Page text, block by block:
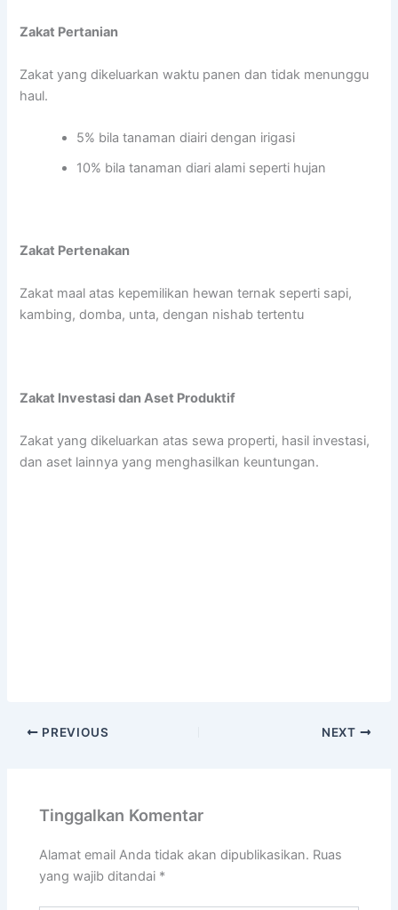
Zakat Pertanian
Zakat yang dikeluarkan waktu panen dan tidak menunggu
haul.
5% bila tanaman diairi dengan irigasi
10% bila tanaman diari alami seperti hujan
Zakat Pertenakan
Zakat maal atas kepemilikan hewan ternak seperti sapi,
kambing, domba, unta, dengan nishab tertentu
Zakat Investasi dan Aset Produktif
Zakat yang dikeluarkan atas sewa properti, hasil investasi,
dan aset lainnya yang menghasilkan keuntungan.
PREVIOUS NEXT
Tinggalkan Komentar
Alamat email Anda tidak akan dipublikasikan. Ruas
yang wajib ditandai *